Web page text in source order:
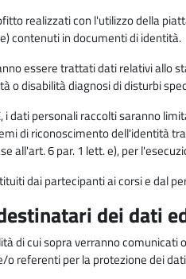
realizzati con l'utilizzo della
contenuti in documenti di identità.
essere trattati dati relativi allo
o disabilità diagnosi di disturbi
i dati personali raccolti saranno
di riconoscimento dell'identità
all'art. 6 par. 1 lett. e), per
dai partecipanti ai corsi e dal
dei dati
di cui sopra verranno
o referenti per la protezione dei